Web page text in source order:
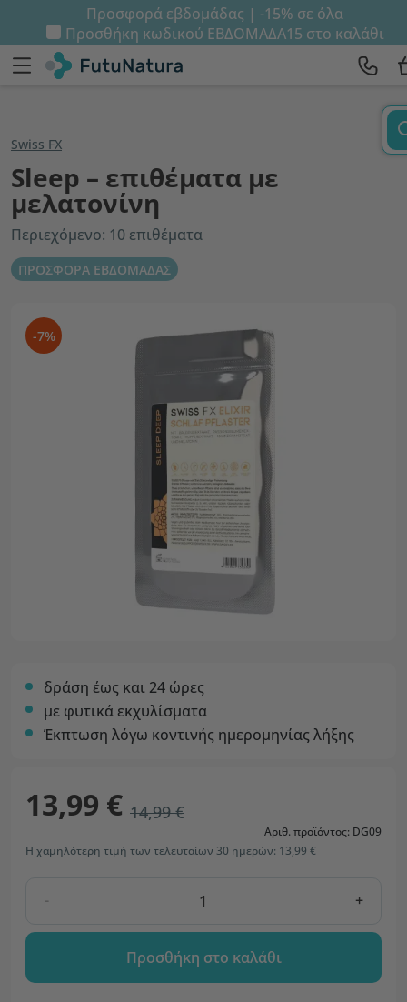
Προσφορά εβδομάδας | -15% σε όλα
Προσθήκη κωδικού ΕΒΔΟΜΑΔΑ15 στο καλάθι
Swiss FX
Sleep – επιθέματα με
μελατονίνη
Περιεχόμενο: 10 επιθέματα
ΠΡΟΣΦΟΡΑ ΕΒΔΟΜΑΔΑΣ
-7%
δράση έως και 24 ώρες
με φυτικά εκχυλίσματα
Έκπτωση λόγω κοντινής ημερομηνίας λήξης
13,99 € 14,99 €
Αριθ. προϊόντος: DG09
Η χαμηλότερη τιμή των τελευταίων 30 ημερών: 13,99 €
- +
Προσθήκη στο καλάθι